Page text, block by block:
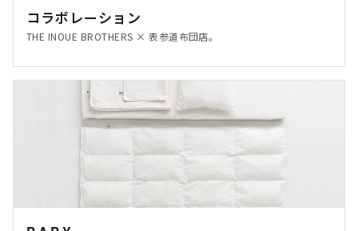
コラボレーション
THE INOUE BROTHERS × 表参道布団店。